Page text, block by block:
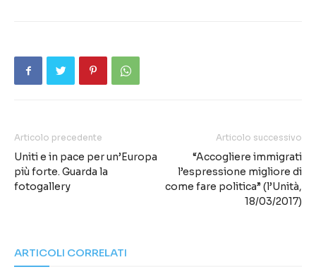
Articolo precedente
Uniti e in pace per un’Europa
più forte. Guarda la
fotogallery
Articolo successivo
“Accogliere immigrati
l’espressione migliore di
come fare politica” (l’Unità,
18/03/2017)
ARTICOLI CORRELATI